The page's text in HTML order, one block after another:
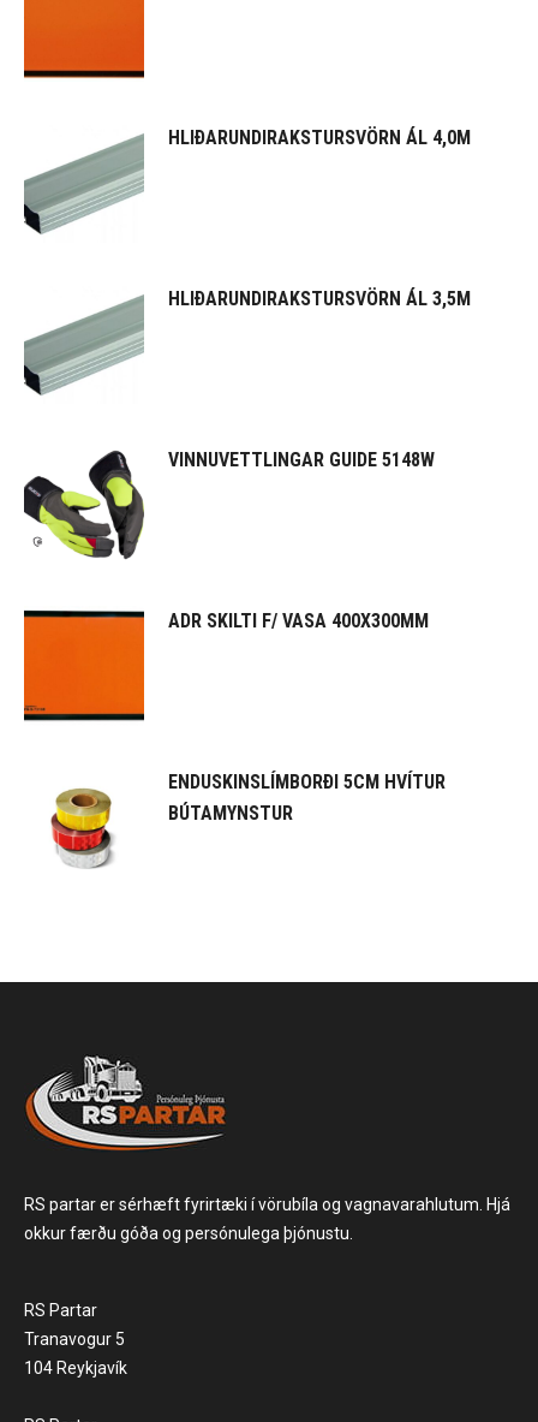
HLIÐARUNDIRAKSTURSVÖRN ÁL 4,0M
HLIÐARUNDIRAKSTURSVÖRN ÁL 3,5M
VINNUVETTLINGAR GUIDE 5148W
ADR SKILTI F/ VASA 400X300MM
ENDUSKINSLÍMBORÐI 5CM HVÍTUR
BÚTAMYNSTUR
RS partar er sérhæft fyrirtæki í vörubíla og vagnavarahlutum. Hjá
okkur færðu góða og persónulega þjónustu.
RS Partar
Tranavogur 5
104 Reykjavík